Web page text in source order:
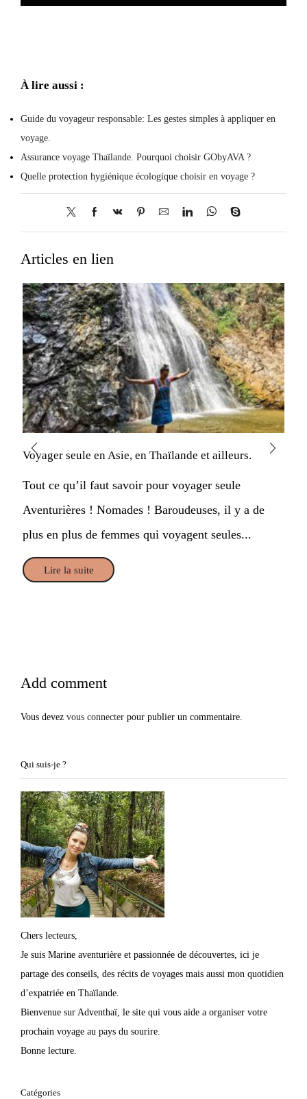
À lire aussi :
Guide du voyageur responsable: Les gestes simples à appliquer en
voyage.
Assurance voyage Thaïlande. Pourquoi choisir GObyAVA ?
Quelle protection hygiénique écologique choisir en voyage ?
Articles en lien
Voyager seule en Asie, en Thaïlande et ailleurs.
Tout ce qu’il faut savoir pour voyager seule
Aventurières ! Nomades ! Baroudeuses, il y a de
plus en plus de femmes qui voyagent seules...
Lire la suite
Add comment
Vous devez vous connecter pour publier un commentaire.
Qui suis-je ?
Chers lecteurs,
Je suis Marine aventurière et passionnée de découvertes, ici je
partage des conseils, des récits de voyages mais aussi mon quotidien
d’expatriée en Thaïlande.
Bienvenue sur Adventhaï, le site qui vous aide a organiser votre
prochain voyage au pays du sourire.
Bonne lecture.
Catégories